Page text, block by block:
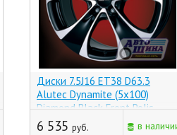
Диски 7.5J16 ET38 D63.3
Alutec Dynamite (5x100)
Diamond Black Front Polis
арт.DY67538D83-1 (Германия)
6 535 руб. в